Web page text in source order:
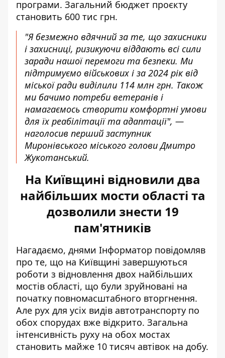
програми. Загальний бюджет проєкту
становить 600 тис грн.
"Я безмежно вдячний за те, що захисники
і захисниці, ризикуючи віддають всі сили
заради нашої перемоги та безпеки. Ми
підтримуємо військових і за 2024 рік від
міської ради виділили 114 млн грн. Також
ми бачимо потреби ветеранів і
намагаємось створити комфортні умови
для їх реабілітації та адаптації", —
наголосив перший заступник
Миронівського міського голови Дмитро
Жукотанський.
На Київщині відновили два
найбільших мости області та
дозволили знести 19
пам'ятників
Нагадаємо, днями Інформатор повідомляв
про те, що на Київщині завершуються
роботи з відновлення двох найбільших
мостів області, що були зруйновані на
початку повномасштабного вторгнення.
Але рух для усіх видів автотранспорту по
обох спорудах вже відкрито. Загальна
інтенсивність руху на обох мостах
становить майже 10 тисяч автівок на добу.